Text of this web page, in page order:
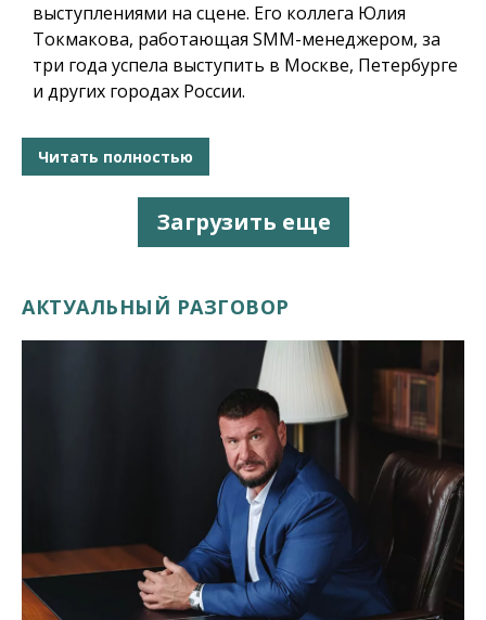
выступлениями на сцене. Его коллега Юлия
Токмакова, работающая SMM-менеджером, за
три года успела выступить в Москве, Петербурге
и других городах России.
Читать полностью
Загрузить еще
АКТУАЛЬНЫЙ РАЗГОВОР